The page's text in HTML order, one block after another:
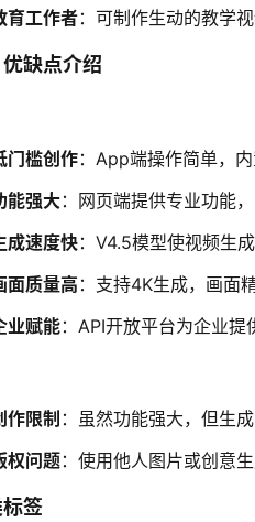
育工作者：可制作生动的教学
缺点介绍
门槛创作：App端操作简单，
能强大：网页端提供专业功能
成速度快：V4.5模型使视频生
面质量高：支持4K生成，画面
业赋能：API开放平台为企业提
作限制 ：虽然功能强大，但生
权问题：使用他人图片或创意
签